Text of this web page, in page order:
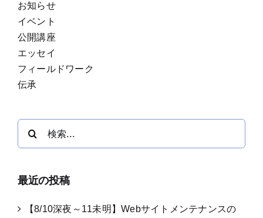
お知らせ
イベント
公開講座
エッセイ
フィールドワーク
伝承
最近の投稿
【8/10深夜～11未明】Webサイトメンテナンスの